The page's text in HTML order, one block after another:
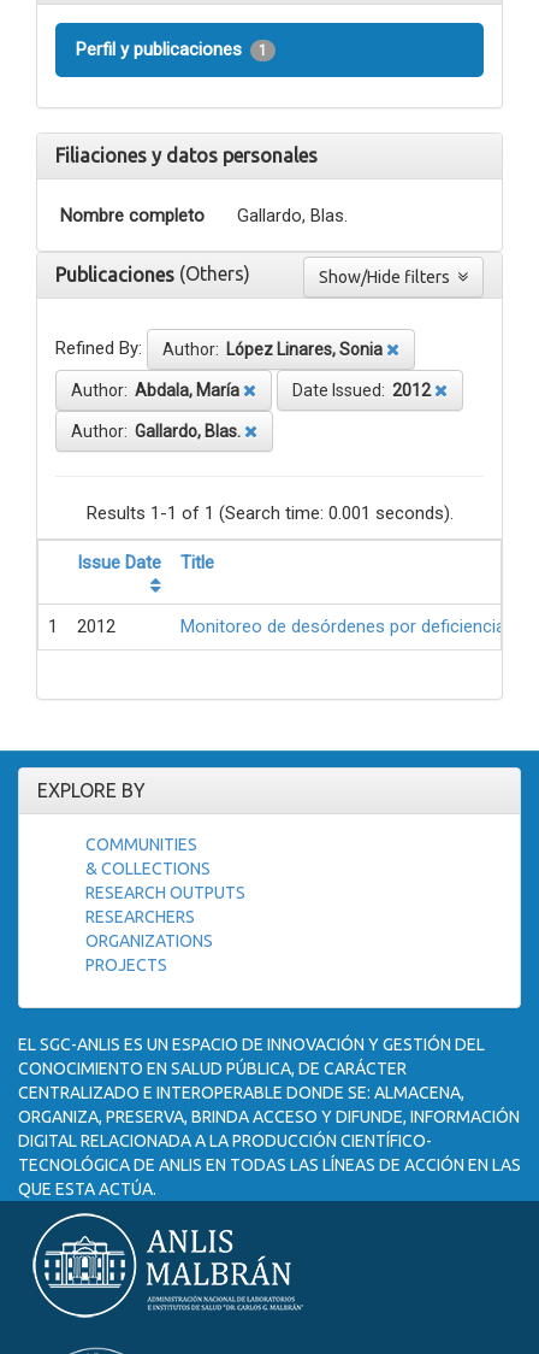
Perfil y publicaciones 1
Filiaciones y datos personales
Nombre completo Gallardo, Blas.
Publicaciones (Others)
Refined By: Author: López Linares, Sonia
Author: Abdala, María Date Issued: 2012
Author: Gallardo, Blas.
Results 1-1 of 1 (Search time: 0.001 seconds).
Issue Date Title
1 2012 Monitoreo de desórdenes por deficiencia
EXPLORE BY
COMMUNITIES
& COLLECTIONS
RESEARCH OUTPUTS
RESEARCHERS
ORGANIZATIONS
PROJECTS
EL SGC-ANLIS ES UN ESPACIO DE INNOVACIÓN Y GESTIÓN DEL
CONOCIMIENTO EN SALUD PÚBLICA, DE CARÁCTER
CENTRALIZADO E INTEROPERABLE DONDE SE: ALMACENA,
ORGANIZA, PRESERVA, BRINDA ACCESO Y DIFUNDE, INFORMACIÓN
DIGITAL RELACIONADA A LA PRODUCCIÓN CIENTÍFICO-
TECNOLÓGICA DE ANLIS EN TODAS LAS LÍNEAS DE ACCIÓN EN LAS
QUE ESTA ACTÚA.